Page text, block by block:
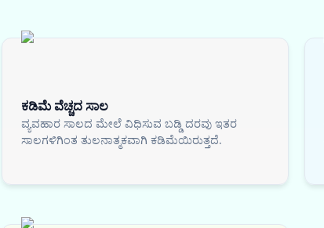
ಕಡಿಮೆ ವೆಚ್ಚದ ಸಾಲ
ವ್ಯವಹಾರ ಸಾಲದ ಮೇಲೆ ವಿಧಿಸುವ ಬಡ್ಡಿ ದರವು ಇತರ
ಸಾಲಗಳಿಗಿಂತ ತುಲನಾತ್ಮಕವಾಗಿ ಕಡಿಮೆಯಿರುತ್ತದೆ.